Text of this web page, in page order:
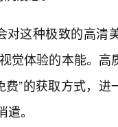
对这种极致的高清
觉体验的本能。高
”的获取方式，进
。